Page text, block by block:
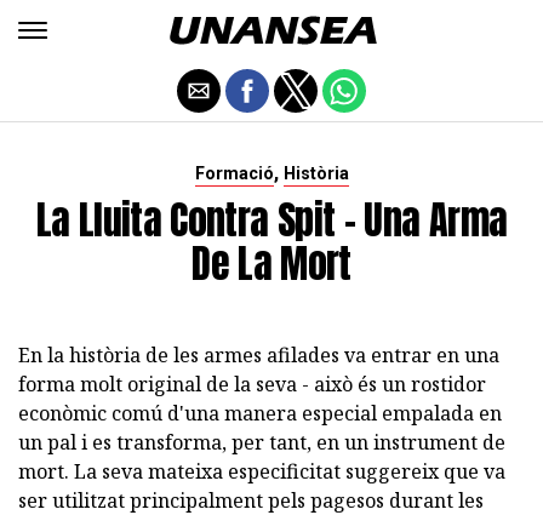
Formació, Història
La Lluita Contra Spit - Una Arma
De La Mort
En la història de les armes afilades va entrar en una
forma molt original de la seva - això és un rostidor
econòmic comú d'una manera especial empalada en
un pal i es transforma, per tant, en un instrument de
mort. La seva mateixa especificitat suggereix que va
ser utilitzat principalment pels pagesos durant les